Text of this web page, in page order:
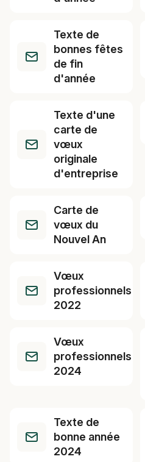
Texte de
bonnes fêtes
de fin
d'année
Texte d'une
carte de
vœux
originale
d'entreprise
Carte de
vœux du
Nouvel An
Vœux
professionnels
2022
Vœux
professionnels
2024
Texte de
bonne année
2024